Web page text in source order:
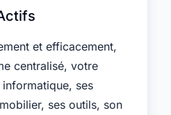
et efficacement,
centralisé, votre
ses
ses outils, son